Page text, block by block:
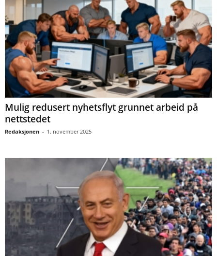
Mulig redusert nyhetsflyt grunnet arbeid på
nettstedet
Redaksjonen - 1. november 2025